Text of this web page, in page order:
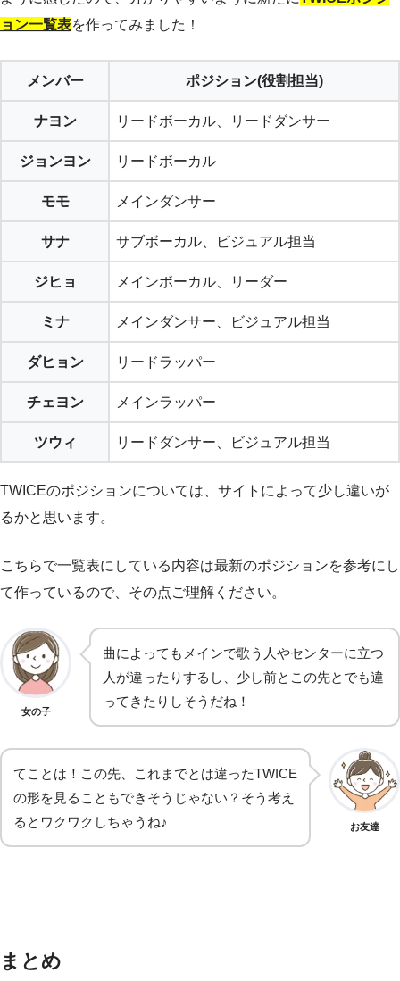
ョン一覧表を作ってみました！
メンバー ポジション(役割担当)
ナヨン リードボーカル、リードダンサー
ジョンヨン リードボーカル
モモ メインダンサー
サナ サブボーカル、ビジュアル担当
ジヒョ メインボーカル、リーダー
ミナ メインダンサー、ビジュアル担当
ダヒョン リードラッパー
チェヨン メインラッパー
ツウィ リードダンサー、ビジュアル担当
TWICEのポジションについては、サイトによって少し違いが
るかと思います。
こちらで一覧表にしている内容は最新のポジションを参考にし
て作っているので、その点ご理解ください。
女の子
曲によってもメインで歌う人やセンターに立つ
人が違ったりするし、少し前とこの先とでも違
ってきたりしそうだね！
てことは！この先、これまでとは違ったTWICE
の形を見ることもできそうじゃない？そう考え
るとワクワクしちゃうね♪
お友達
まとめ